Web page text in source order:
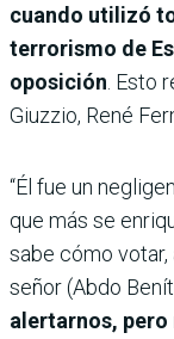
cuando utilizó
terrorismo de
oposición . Esto
Giuzzio, René
“Él fue un
que más se
sabe cómo
señor (Abdo
alertarnos, pero